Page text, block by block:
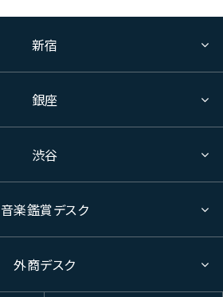
新宿
銀座
渋谷
音楽鑑賞デスク
外商デスク